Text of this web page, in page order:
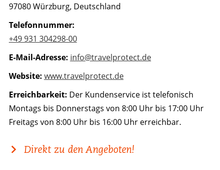
97080 Würzburg, Deutschland​
Telefonnummer:
+49 931 304298-00
E-Mail-Adresse: info@travelprotect.de
Website: www.travelprotect.de
Erreichbarkeit: Der Kundenservice ist telefonisch
Montags bis Donnerstags von 8:00 Uhr bis 17:00 Uhr
Freitags von 8:00 Uhr bis 16:00 Uhr erreichbar.
Direkt zu den Angeboten!